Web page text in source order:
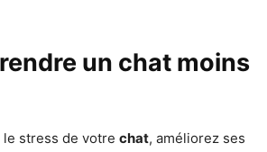
un chat moins
stress de votre chat, améliorez ses